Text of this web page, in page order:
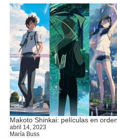
Makoto Shinkai: películas en
abril 14, 2023
María Buss